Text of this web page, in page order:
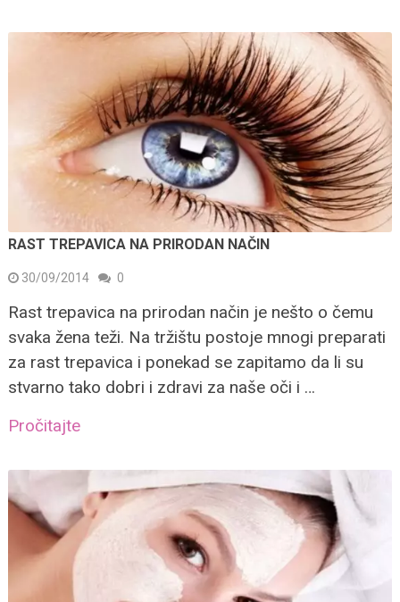
RAST TREPAVICA NA PRIRODAN NAČIN
30/09/2014 0
Rast trepavica na prirodan način je nešto o čemu
svaka žena teži. Na tržištu postoje mnogi preparati
za rast trepavica i ponekad se zapitamo da li su
stvarno tako dobri i zdravi za naše oči i …
Pročitajte